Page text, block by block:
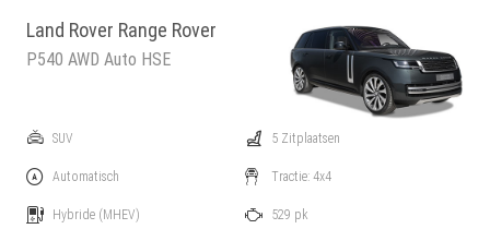
Land Rover Range Rover
P540 AWD Auto HSE
SUV
Automatisch
Hybride (MHEV)
5 Zitplaatsen
Tractie: 4x4
529 pk